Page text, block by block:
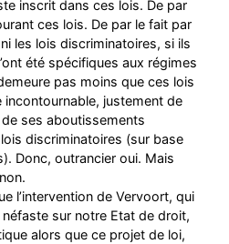
inscrit dans ces lois. De par
ces lois. De par le fait par
les lois discriminatoires, si ils
été spécifiques aux régimes
pas moins que ces lois
incontournable, justement de
ses aboutissements
discriminatoires (sur base
Donc, outrancier oui. Mais
l’intervention de Vervoort, qui
néfaste sur notre Etat de droit,
alors que ce projet de loi,